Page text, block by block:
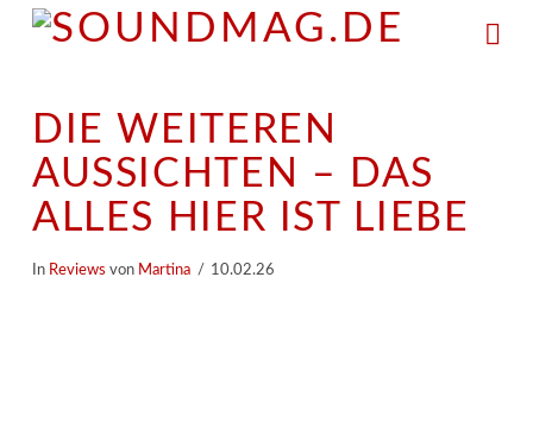
DIE WEITEREN
AUSSICHTEN – DAS
ALLES HIER IST LIEBE
In Reviews von Martina 10.02.26